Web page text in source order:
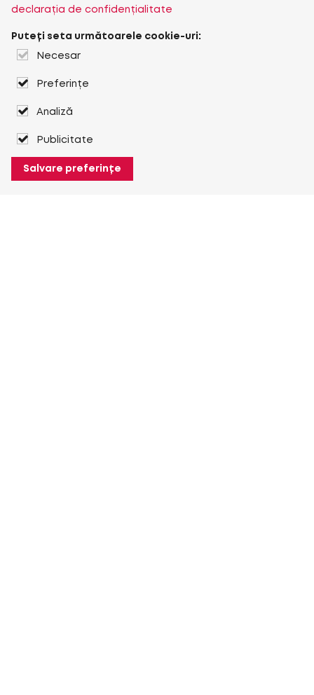
declarația de confidențialitate
Puteți seta următoarele cookie-uri:
Necesar
Preferințe
Analiză
Publicitate
Salvare preferințe